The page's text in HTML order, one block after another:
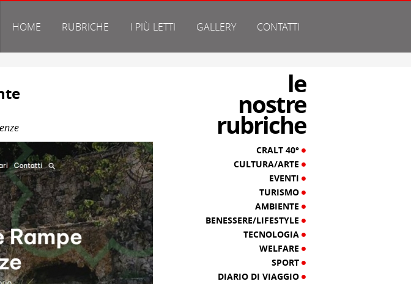
HOME RUBRICHE I PIÙ LETTI GALLERY CONTATTI
le
nostre
rubriche
CRALT 40°
CULTURA/ARTE
EVENTI
TURISMO
AMBIENTE
BENESSERE/LIFESTYLE
TECNOLOGIA
WELFARE
SPORT
DIARIO DI VIAGGIO